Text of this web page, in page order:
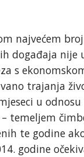
najvećem
događaja nije
s
trajanja
u
temeljem
te godine
godine